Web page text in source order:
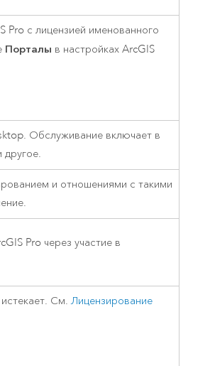
Pro с лицензией именованного
Порталы в настройкахArcGIS
. Обслуживание включает в
другое.
и отношениями с такими
Pro через участие в
истекает. См.Лицензирование